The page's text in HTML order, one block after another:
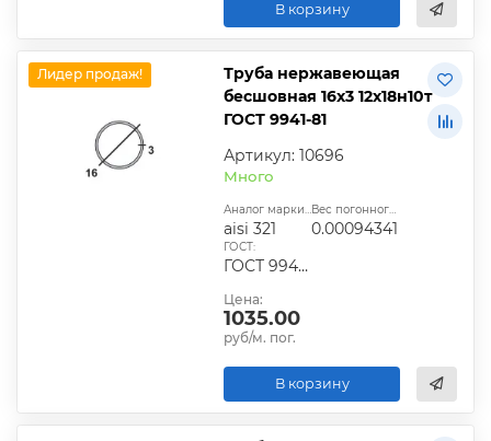
В корзину
Лидер продаж!
Труба нержавеющая
бесшовная 16х3 12х18н10т
ГОСТ 9941-81
Артикул: 10696
Много
Аналог марки стали:
aisi 321
Вес погонного метра, т.:
0.00094341
ГОСТ:
ГОСТ 9940-81, ГОСТ 9941-81, ГОСТ 24030-80, ГОСТ 10498-82
Цена:
1035.00
руб/м. пог.
В корзину